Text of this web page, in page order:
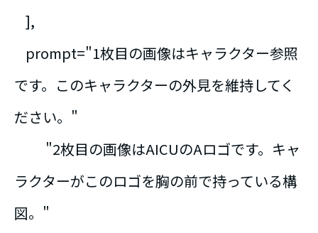
],
prompt="1枚目の画像はキャラクター参照
です。このキャラクターの外見を維持してく
ださい。"
"2枚目の画像はAICUのAロゴです。キャ
ラクターがこのロゴを胸の前で持っている構
図。"